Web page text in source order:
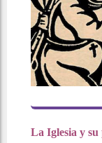
La Iglesia y su